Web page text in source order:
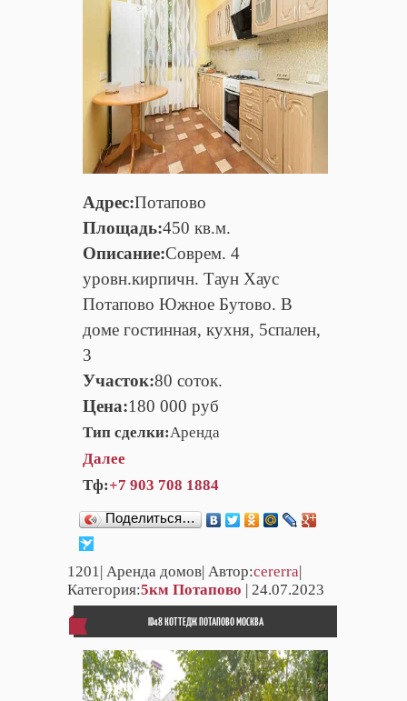
Адрес:Потапово
Площадь:450 кв.м.
Описание:Соврем. 4
уровн.кирпичн. Таун Хаус
Потапово Южное Бутово. В
доме гостинная, кухня, 5спален,
3
Участок:80 соток.
Цена:180 000 руб
Тип сделки:Аренда
Далее
Тф:+7 903 708 1884
Поделиться…
1201| Аренда домов| Автор:cererra|
Категория:5км Потапово | 24.07.2023
ID48 КОТТЕДЖ ПОТАПОВО МОСКВА